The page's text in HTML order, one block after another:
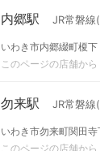
内郷駅 JR常磐線
いわき市内郷綴町榎下
このページの店舗か
勿来駅 JR常磐線
いわき市勿来町関田寺
このページの店舗か